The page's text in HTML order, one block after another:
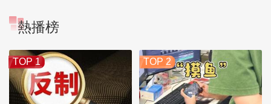
熱播榜
TOP 1 TOP 2